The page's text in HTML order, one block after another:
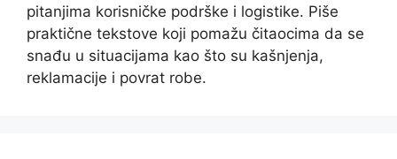
pitanjima korisničke podrške i logistike. Piše
praktične tekstove koji pomažu čitaocima da se
snađu u situacijama kao što su kašnjenja,
reklamacije i povrat robe.